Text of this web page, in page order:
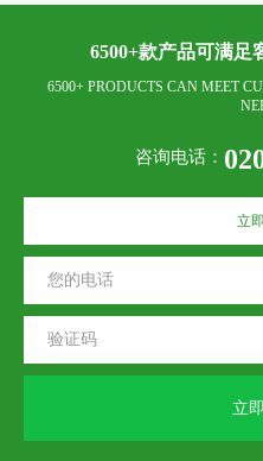
6500+款产品可满足
6500+ PRODUCTS CAN MEET
咨询电话：
立
立